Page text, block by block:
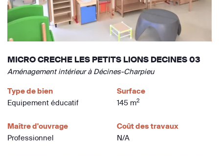
MICRO CRECHE LES PETITS LIONS DECINES 03
Aménagement intérieur à Décines-Charpieu
Type de bien
Equipement éducatif
Surface
145 m2
Maître d'ouvrage
Professionnel
Coût des travaux
N/A